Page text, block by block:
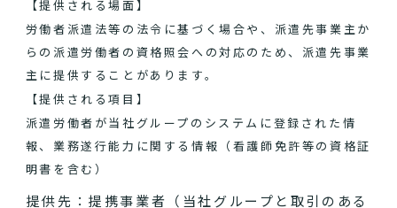
【提供される場面】
労働者派遣法等の法令に基づく場合や、派遣先事業主か
らの派遣労働者の資格照会への対応のため、派遣先事業
主に提供することがあります。
【提供される項目】
派遣労働者が当社グループのシステムに登録された情
報、業務遂行能力に関する情報（看護師免許等の資格証
明書を含む）
提供先：提携事業者（当社グループと取引のある